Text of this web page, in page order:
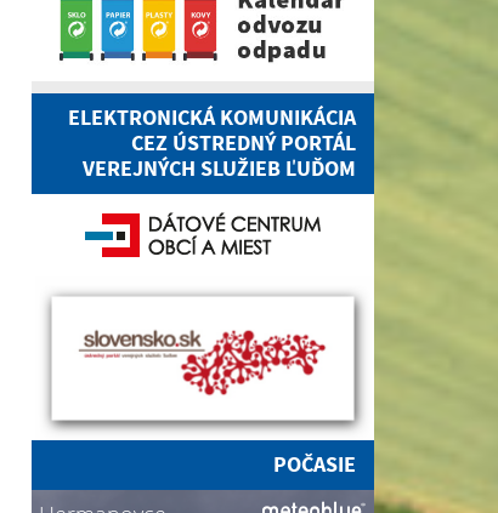
ELEKTRONICKÁ KOMUNIKÁCIA
CEZ ÚSTREDNÝ PORTÁL
VEREJNÝCH SLUŽIEB ĽUĎOM
POČASIE